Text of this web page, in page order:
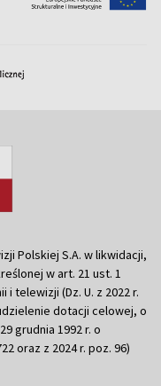
Polskiej S.A. w likwidacji,
w art. 21 ust. 1
i telewizji (Dz. U. z 2022 r.
dotacji celowej, o
grudnia 1992 r. o
oraz z 2024 r. poz. 96)